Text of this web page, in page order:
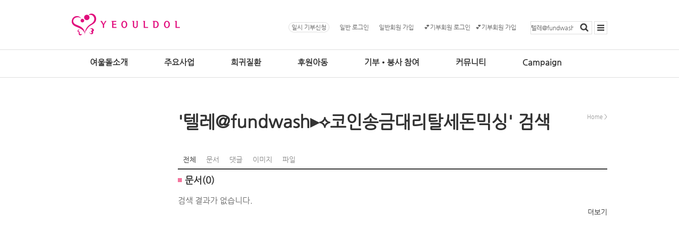
일시 기부신청 일반 로그인 일반회원 가입 💕기부회원 로그인 💕기부회원 가입
여울돌소개 주요사업 희귀질환 후원아동 기부•봉사 참여 커뮤니티 Campaign
Home >
'텔레@fundwash▸⟡코인송금대리탈세돈믹싱' 검색
전체 문서 댓글 이미지 파일
문서(0)
검색 결과가 없습니다.
더보기